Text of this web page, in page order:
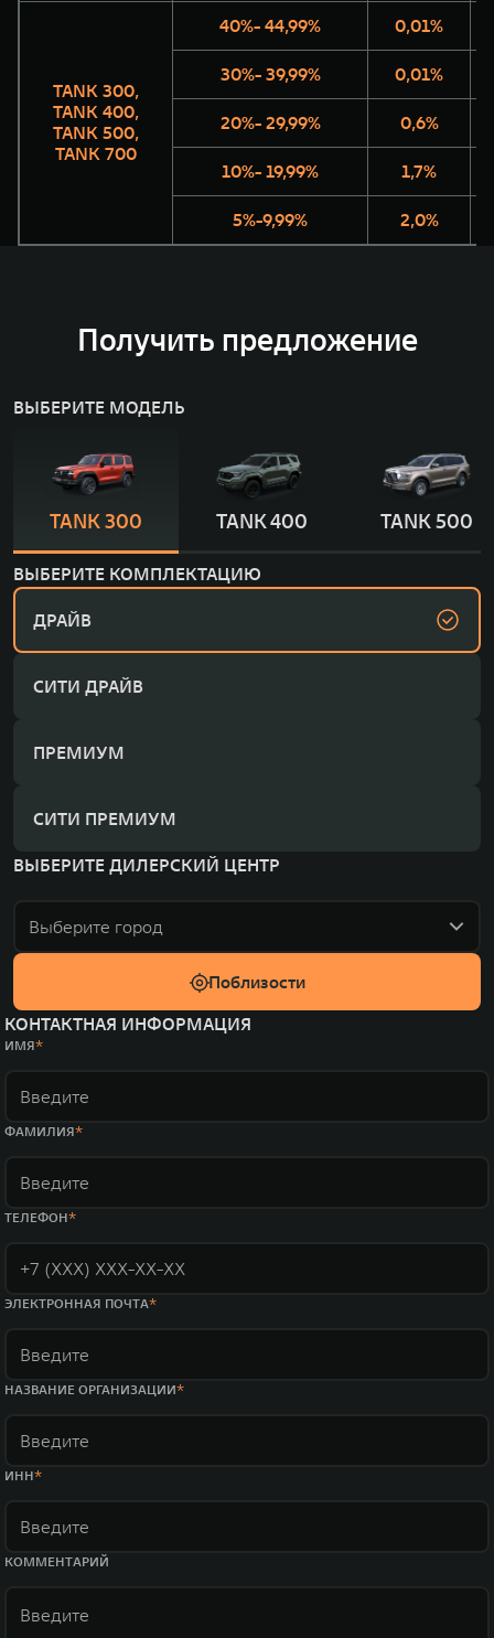
от 8 099
TANK 300,
TANK 400,
TANK 500,
TANK 700
40%- 44,99% 0,01%
30%- 39,99% 0,01%
20%- 29,99% 0,6%
10%- 19,99% 1,7%
5%-9,99% 2,0%
Получить предложение
ВЫБЕРИТЕ МОДЕЛЬ
TANK 300 TANK 400 TANK 500
ВЫБЕРИТЕ КОМПЛЕКТАЦИЮ
ДРАЙВ
СИТИ ДРАЙВ
ПРЕМИУМ
СИТИ ПРЕМИУМ
ВЫБЕРИТЕ ДИЛЕРСКИЙ ЦЕНТР
Выберите город
Поблизости
КОНТАКТНАЯ ИНФОРМАЦИЯ
ИМЯ
ФАМИЛИЯ
ТЕЛЕФОН
ЭЛЕКТРОННАЯ ПОЧТА
НАЗВАНИЕ ОРГАНИЗАЦИИ
ИНН
КОММЕНТАРИЙ